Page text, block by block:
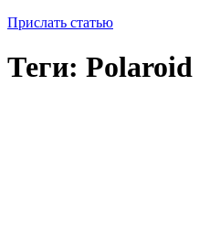
Прислать статью
Теги: Polaroid